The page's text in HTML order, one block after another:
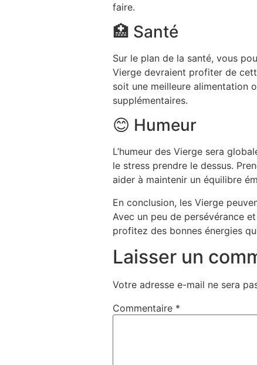
faire.
🏥 Santé
Sur le plan de la santé, vous
Vierge devraient profiter de
soit une meilleure alimentation
supplémentaires.
😊 Humeur
L’humeur des Vierge sera
le stress prendre le dessus.
aider à maintenir un équilibre
En conclusion, les Vierge
Avec un peu de persévérance
profitez des bonnes énergies
Laisser un
Votre adresse e-mail ne sera
Commentaire *